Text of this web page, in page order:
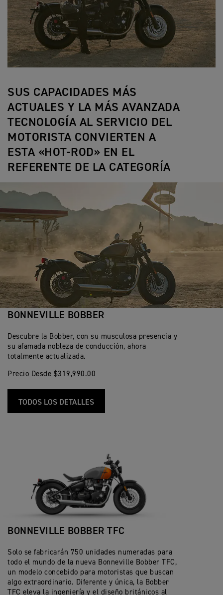
SUS CAPACIDADES MÁS
ACTUALES Y LA MÁS AVANZADA
TECNOLOGÍA AL SERVICIO DEL
MOTORISTA CONVIERTEN A
ESTA «HOT-ROD» EN EL
REFERENTE DE LA CATEGORÍA
BONNEVILLE BOBBER
Descubre la Bobber, con su musculosa presencia y
su afamada nobleza de conducción, ahora
totalmente actualizada.
Precio Desde $319,990.00
TODOS LOS DETALLES
BONNEVILLE BOBBER TFC
Solo se fabricarán 750 unidades numeradas para
todo el mundo de la nueva Bonneville Bobber TFC,
un modelo concebido para motoristas que buscan
algo extraordinario. Diferente y única, la Bobber
TFC eleva la ingeniería y el diseño británicos al